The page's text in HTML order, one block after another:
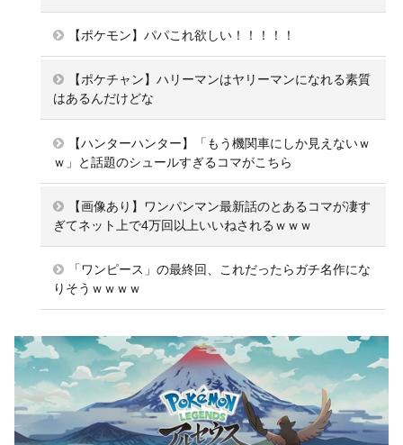
【ポケモン】パパこれ欲しい！！！！！
【ポケチャン】ハリーマンはヤリーマンになれる素質
はあるんだけどな
【ハンターハンター】「もう機関車にしか見えないｗ
ｗ」と話題のシュールすぎるコマがこちら
【画像あり】ワンパンマン最新話のとあるコマが凄す
ぎてネット上で4万回以上いいねされるｗｗｗ
「ワンピース」の最終回、これだったらガチ名作にな
りそうｗｗｗｗ